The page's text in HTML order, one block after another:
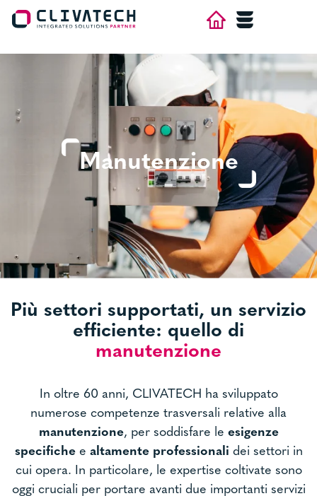
HOME
AREE
CONTATTI
LAVORA CON NOI
NEWS
Manutenzione
Più settori supportati, un servizio
efficiente: quello di
manutenzione
In oltre 60 anni, CLIVATECH ha sviluppato
numerose competenze trasversali relative alla
manutenzione, per soddisfare le esigenze
specifichee altamente professionali dei settori in
cui opera. In particolare, le expertise coltivate sono
oggi cruciali per portare avanti due importanti servizi